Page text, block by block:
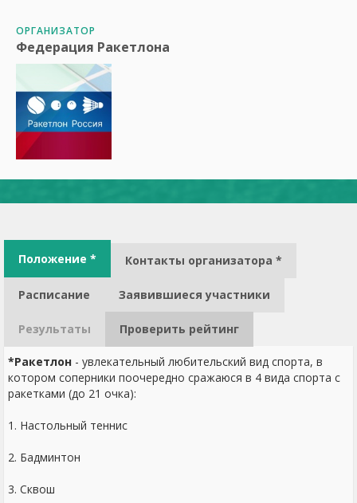
ОРГАНИЗАТОР
Федерация Ракетлона
Положение * Контакты организатора *
Расписание Заявившиеся участники
Результаты Проверить рейтинг
*Ракетлон - увлекательный любительский вид спорта, в
котором соперники поочередно сражаюся в 4 вида спорта с
ракетками (до 21 очка):
1. Настольный теннис
2. Бадминтон
3. Сквош